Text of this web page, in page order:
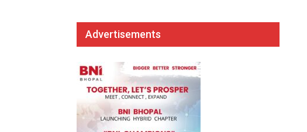
Advertisements